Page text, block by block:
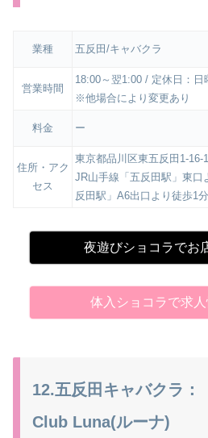
業種 五反田/キャバクラ
営業時間
18:00～翌1:00 / 定休日：日
※他場合により変更あり
料金 ー
住所・アク
セス
東京都品川区東五反田1-16-
JR山手線「五反田駅」東口
反田駅」A6出口より徒歩1分
夜遊びショコラでお
体入ショコラで求
12.五反田キャバクラ：
Club Luna(ルーナ)